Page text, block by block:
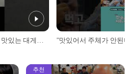
미슐랭 세프들의 되게 되게 맛있는 대게찜 먹방? l K-츄베릅 모음 l #어서와한국은처음이지 l #MBCevery1 l #shorts l #대게먹방
추천